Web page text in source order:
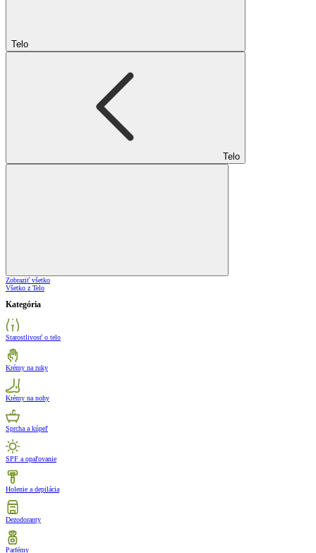
Telo
Telo
Zobraziť všetko
Všetko z Telo
Kategória
Starostlivosť o telo
Krémy na ruky
Krémy na nohy
Sprcha a kúpeľ
SPF a opaľovanie
Holenie a depilácia
Dezodoranty
Parfémy